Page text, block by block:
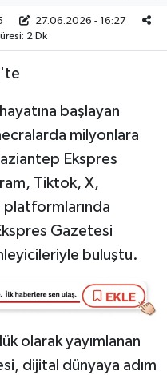
27.06.2026 - 16:27
2 Dk
başlayan
milyonlara
Ekspres
Tiktok, X,
platformlarında
Gazetesi
buluştu.
olarak yayımlanan
dijital dünyaya adım